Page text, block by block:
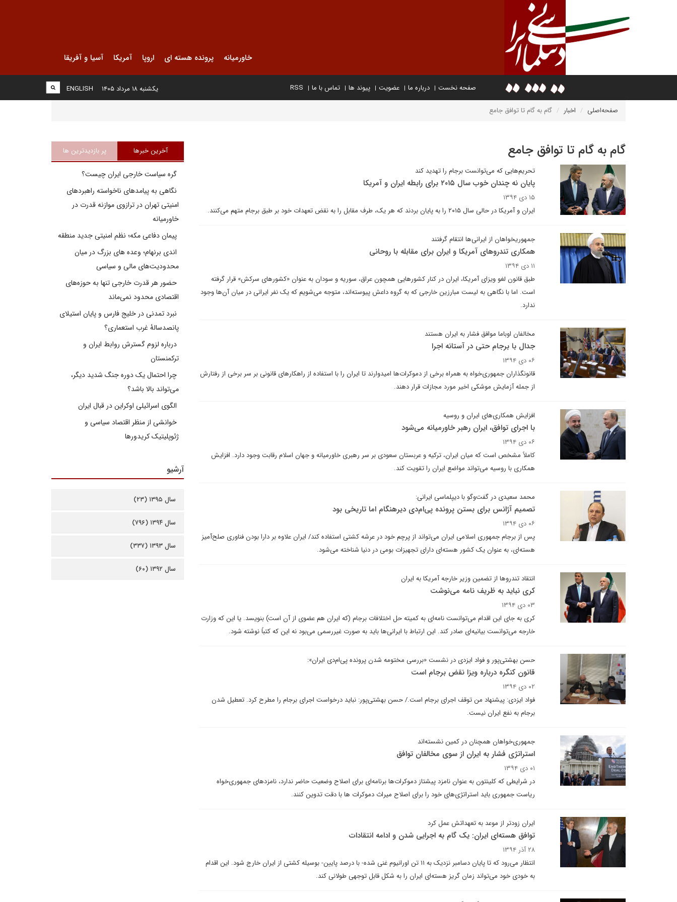
خاورمیانه پرونده هسته ای اروپا آمریکا آسیا و آفریقا
صفحه نخست درباره ما عضویت پیوند ها تماس با ما RSS
ENGLISH یکشنبه ۱۸ مرداد ۱۴۰۵
صفحه‌اصلی اخبار گام به گام تا توافق جامع
گام به گام تا توافق جامع
تحریم‌هایی که می‌توانست برجام را تهدید کند
پایان نه چندان خوب سال ۲۰۱۵ برای رابطه ایران و آمریکا
۱۵ دی ۱۳۹۴
ایران و آمریکا در حالی سال ۲۰۱۵ را به پایان بردند که هر یک، طرف مقابل را به نقض تعهدات خود بر طبق برجام متهم می‌کنند.
جمهوریخواهان از ایرانی‌ها انتقام گرفتند
همکاری تندروهای آمریکا و ایران برای مقابله با روحانی
۱۱ دی ۱۳۹۴
طبق قانون لغو ویزای آمریکا، ایران در کنار کشورهایی همچون عراق، سوریه و سودان به عنوان «کشورهای سرکش» قرار گرفته
است. اما با نگاهی به لیست مبارزین خارجی که به گروه داعش پیوسته‌اند، متوجه می‌شویم که یک نفر ایرانی در میان آن‌ها وجود
ندارد.
مخالفان اوباما موافق فشار به ایران هستند
جدال با برجام حتی در آستانه اجرا
۰۶ دی ۱۳۹۴
قانونگذاران جمهوری‌خواه به همراه برخی از دموکرات‌ها امیدوارند تا ایران را با استفاده از راهکارهای قانونی بر سر برخی از رفتارش
از جمله آزمایش موشکی اخیر مورد مجازات قرار دهند.
افزایش همکاری‌های ایران و روسیه
با اجرای توافق، ایران رهبر خاورمیانه می‌شود
۰۶ دی ۱۳۹۴
کاملاً مشخص است که میان ایران، ترکیه و عربستان سعودی بر سر رهبری خاورمیانه و جهان اسلام رقابت وجود دارد. افزایش
همکاری با روسیه می‌تواند مواضع ایران را تقویت کند.
محمد سعیدی در گفت‌وگو با دیپلماسی ایرانی:
تصمیم آژانس برای بستن پرونده پی‌ام‌دی دیرهنگام اما تاریخی بود
۰۶ دی ۱۳۹۴
پس از برجام جمهوری اسلامی ایران می‌تواند از پرچم خود در عرشه کشتی استفاده کند/ ایران علاوه بر دارا بودن فناوری صلح‌آمیز
هسته‌ای، به عنوان یک کشور هسته‌ای دارای تجهیزات بومی در دنیا شناخته می‌شود.
انتقاد تندروها از تضمین وزیر خارجه آمریکا به ایران
کری نباید به ظریف نامه می‌نوشت
۰۳ دی ۱۳۹۴
کری به جای این اقدام می‌توانست نامه‌ای به کمیته حل اختلافات برجام (که ایران هم عضوی از آن است) بنویسد. یا این که وزارت
خارجه می‌توانست بیانیه‌ای صادر کند. این ارتباط با ایرانی‌ها باید به صورت غیررسمی می‌بود نه این که کتباً نوشته شود.
حسن بهشتی‌پور و فواد ایزدی در نشست «بررسی مختومه شدن پرونده پی‌ام‌دی ایران»:
قانون کنگره درباره ویزا نقض برجام است
۰۲ دی ۱۳۹۴
فواد ایزدی: پیشنهاد من توقف اجرای برجام است./ حسن بهشتی‌پور: نباید درخواست اجرای برجام را مطرح کرد. تعطیل شدن
برجام به نفع ایران نیست.
جمهوری‌خواهان همچنان در کمین نشسته‌اند
استراتژی فشار به ایران از سوی مخالفان توافق
۰۱ دی ۱۳۹۴
در شرایطی که کلینتون به عنوان نامزد پیشتاز دموکرات‌ها برنامه‌ای برای اصلاح وضعیت حاضر ندارد، نامزدهای جمهوری‌خواه
ریاست جمهوری باید استراتژی‌های خود را برای اصلاح میراث دموکرات ها با دقت تدوین کنند.
ایران زودتر از موعد به تعهداتش عمل کرد
توافق هسته‌ای ایران: یک گام به اجرایی شدن و ادامه انتقادات
۲۸ آذر ۱۳۹۴
انتظار می‌رود که تا پایان دسامبر نزدیک به ۱۱ تن اورانیوم غنی شده- با درصد پایین- بوسیله کشتی از ایران خارج شود. این اقدام
به خودی خود می‌تواند زمان گریز هسته‌ای ایران را به شکل قابل توجهی طولانی کند.
آخرین خبرها پر بازدیدترین ها
گره سیاست خارجی ایران چیست؟
نگاهی به پیامدهای ناخواسته راهبردهای
امنیتی تهران در ترازوی موازنه قدرت در
خاورمیانه
پیمان دفاعی مکه؛ نظم امنیتی جدید منطقه
اندی برنهام؛ وعده های بزرگ در میان
محدودیت‌های مالی و سیاسی
حضور هر قدرت خارجی تنها به حوزه‌های
اقتصادی محدود نمی‌ماند
نبرد تمدنی در خلیج فارس و پایان استیلای
پانصدسالۀ غرب استعماری؟
درباره لزوم گسترش روابط ایران و
ترکمنستان
چرا احتمال یک دوره جنگ شدید دیگر،
می‌تواند بالا باشد؟
الگوی اسرائیلی اوکراین در قبال ایران
خوانشی از منظر اقتصاد سیاسی و
ژئوپلیتیک کریدورها
آرشیو
سال ۱۳۹۵ (۲۳)
سال ۱۳۹۴ (۷۹۶)
سال ۱۳۹۳ (۳۳۷)
سال ۱۳۹۲ (۶۰)